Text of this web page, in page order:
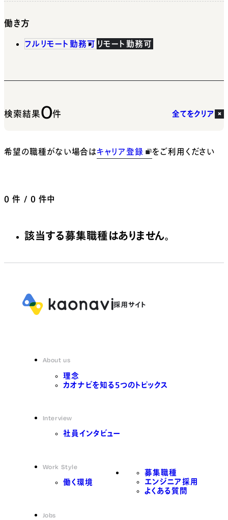
働き方
フルリモート勤務可 リモート勤務可
検索結果0件 全てをクリア
希望の職種がない場合はキャリア登録 をご利用ください
0 件 / 0 件中
該当する募集職種はありません。
About us
理念
カオナビを知る5つのトピックス
Interview
社員インタビュー
Work Style
働く環境
Jobs
募集職種
エンジニア採用
よくある質問